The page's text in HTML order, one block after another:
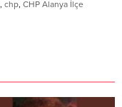
, chp, CHP Alanya İlçe